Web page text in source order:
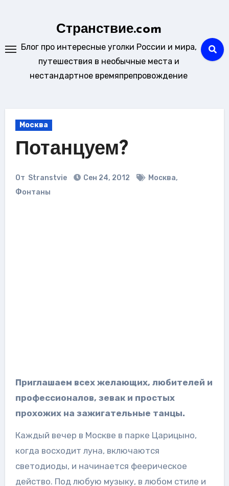
Странствие.com
Блог про интересные уголки России и мира,
путешествия в необычные места и
нестандартное времяпрепровождение
Москва
Потанцуем?
От Stranstvie Сен 24, 2012 Москва,
Фонтаны
Приглашаем всех желающих, любителей и
профессионалов, зевак и простых
прохожих на зажигательные танцы.
Каждый вечер в Москве в парке Царицыно,
когда восходит луна, включаются
светодиоды, и начинается феерическое
действо. Под любую музыку, в любом стиле и